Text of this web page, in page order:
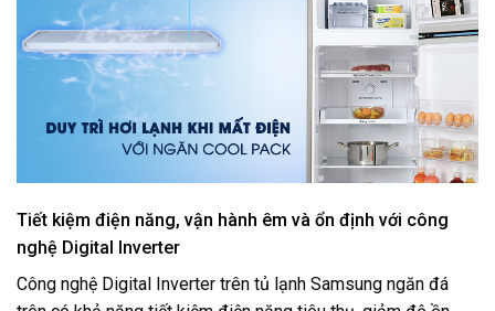
Tiết kiệm điện năng, vận hành êm và ổn định với công
nghệ Digital Inverter
Công nghệ Digital Inverter trên tủ lạnh Samsung ngăn đá